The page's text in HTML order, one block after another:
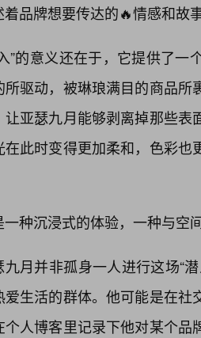
着品牌想要传达的🔥情感和故
”的意义还在于，它提供了
所驱动，被琳琅满目的商品
让亚瑟九月能够剥离掉那些
在此时变得更加柔和，色彩
一种沉浸式的体验，一种与空
九月并非孤身一人进行这场“
爱生活的群体。他可能是在
个人博客里记录下他对某个